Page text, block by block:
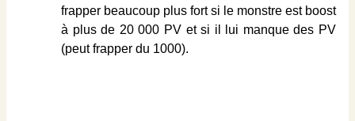
frapper beaucoup plus fort si le monstre est boost
à plus de 20 000 PV et si il lui manque des PV
(peut frapper du 1000).